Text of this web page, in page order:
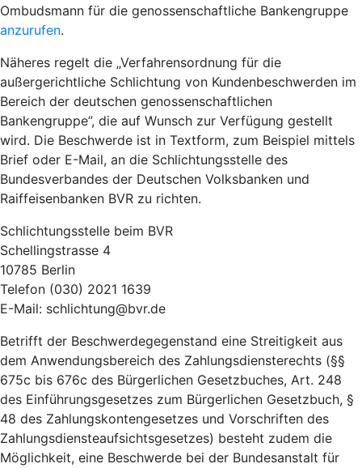
Ombudsmann für die genossenschaftliche Bankengruppe
anzurufen.
Näheres regelt die „Verfahrensordnung für die
außergerichtliche Schlichtung von Kundenbeschwerden im
Bereich der deutschen genossenschaftlichen
Bankengruppe”, die auf Wunsch zur Verfügung gestellt
wird. Die Beschwerde ist in Textform, zum Beispiel mittels
Brief oder E-Mail, an die Schlichtungsstelle des
Bundesverbandes der Deutschen Volksbanken und
Raiffeisenbanken BVR zu richten.
Schlichtungsstelle beim BVR
Schellingstrasse 4
10785 Berlin
Telefon (030) 2021 1639
E-Mail: schlichtung@bvr.de
Betrifft der Beschwerdegegenstand eine Streitigkeit aus
dem Anwendungsbereich des Zahlungsdiensterechts (§§
675c bis 676c des Bürgerlichen Gesetzbuches, Art. 248
des Einführungsgesetzes zum Bürgerlichen Gesetzbuch, §
48 des Zahlungskontengesetzes und Vorschriften des
Zahlungsdiensteaufsichtsgesetzes) besteht zudem die
Möglichkeit, eine Beschwerde bei der Bundesanstalt für